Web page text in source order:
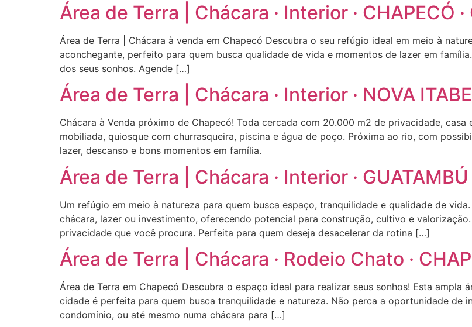
Área de Terra | Chácara · Interior · CHAPECÓ
Área de Terra | Chácara à venda em Chapecó Descubra o seu refúgio ideal em meio à
aconchegante, perfeito para quem busca qualidade de vida e momentos de lazer em
dos seus sonhos. Agende […]
Área de Terra | Chácara · Interior · NOVA
Chácara à Venda próximo de Chapecó! Toda cercada com 20.000 m2 de privacidade,
mobiliada, quiosque com churrasqueira, piscina e água de poço. Próxima ao rio, com
lazer, descanso e bons momentos em família.
Área de Terra | Chácara · Interior ·
Um refúgio em meio à natureza para quem busca espaço, tranquilidade e qualidade de
chácara, lazer ou investimento, oferecendo potencial para construção, cultivo e
privacidade que você procura. Perfeita para quem deseja desacelerar da rotina […]
Área de Terra | Chácara · Rodeio Chato ·
Área de Terra em Chapecó Descubra o espaço ideal para realizar seus sonhos! Esta ampla
cidade é perfeita para quem busca tranquilidade e natureza. Não perca a oportunidade de
condomínio, ou até mesmo numa chácara para […]